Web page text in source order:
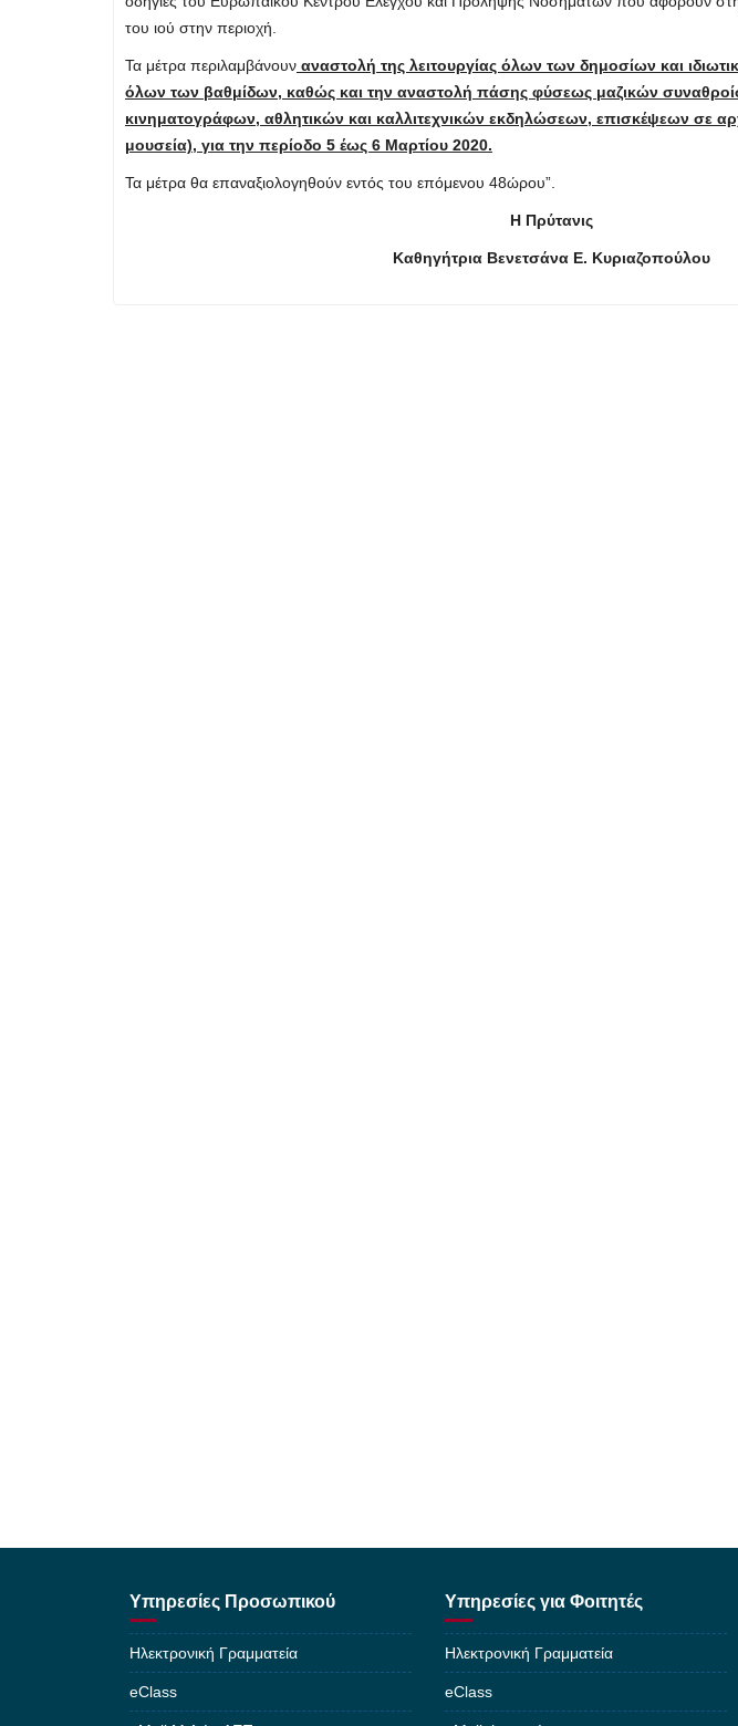
του ιού στην περιοχή.
Τα μέτρα περιλαμβάνουν αναστολή της λειτουργίας όλων των δημοσίων και
όλων των βαθμίδων, καθώς και την αναστολή πάσης φύσεως μαζικών
κινηματογράφων, αθλητικών και καλλιτεχνικών εκδηλώσεων, επισκέψεων σε
μουσεία), για την περίοδο 5 έως 6 Μαρτίου 2020.
Τα μέτρα θα επαναξιολογηθούν εντός του επόμενου 48ώρου”.
Η Πρύτανις
Καθηγήτρια Βενετσάνα Ε. Κυριαζοπούλου
Υπηρεσίες Προσωπικού
Ηλεκτρονική Γραμματεία
eClass
Υπηρεσίες για Φοιτητές
Ηλεκτρονική Γραμματεία
eClass